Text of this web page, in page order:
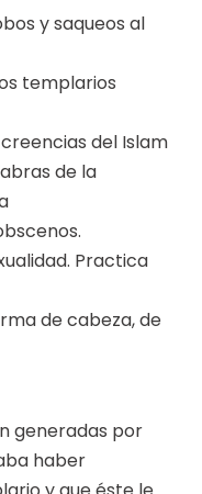
y saqueos al
templarios
del Islam
de la
Practica
de cabeza, de
generadas por
haber